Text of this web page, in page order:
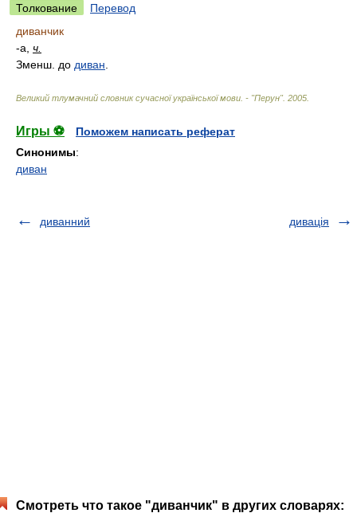
Толкование
Перевод
диванчик
-а, ч.
Зменш. до диван
Великий тлумачний словник сучасної української мови. - "Перун". 2005
Игры ⚽
Поможем написать реферат
Синонимы:
диван
диванний дивація
Смотреть что такое "диванчик" в других словарях: